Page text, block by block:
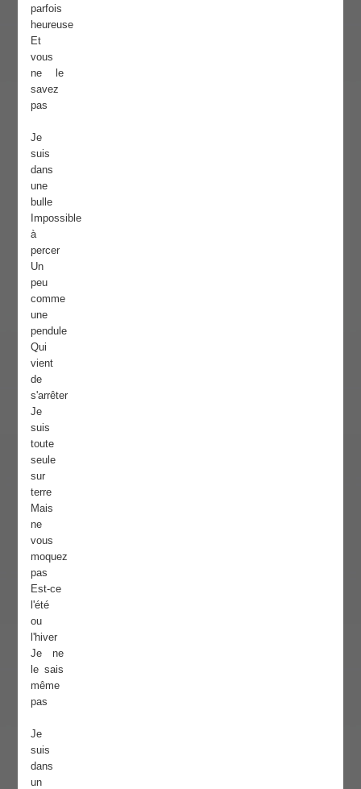
parfois
heureuse
Et
vous
ne le
savez
pas
Je
suis
dans
une
bulle
Impossible
à
percer
Un
peu
comme
une
pendule
Qui
vient
de
s'arrêter
Je
suis
toute
seule
sur
terre
Mais
ne
vous
moquez
pas
Est-ce
l'été
ou
l'hiver
Je ne
le sais
même
pas
Je
suis
dans
un